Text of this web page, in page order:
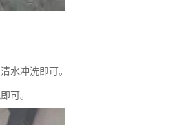
水冲洗即可。
可。